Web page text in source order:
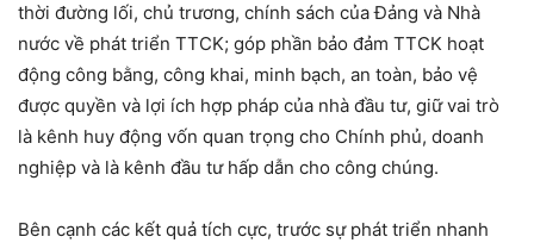
thời đường lối, chủ trương, chính sách của Đảng và Nhà
nước về phát triển TTCK; góp phần bảo đảm TTCK hoạt
động công bằng, công khai, minh bạch, an toàn, bảo vệ
được quyền và lợi ích hợp pháp của nhà đầu tư, giữ vai trò
là kênh huy động vốn quan trọng cho Chính phủ, doanh
nghiệp và là kênh đầu tư hấp dẫn cho công chúng.
Bên cạnh các kết quả tích cực, trước sự phát triển nhanh